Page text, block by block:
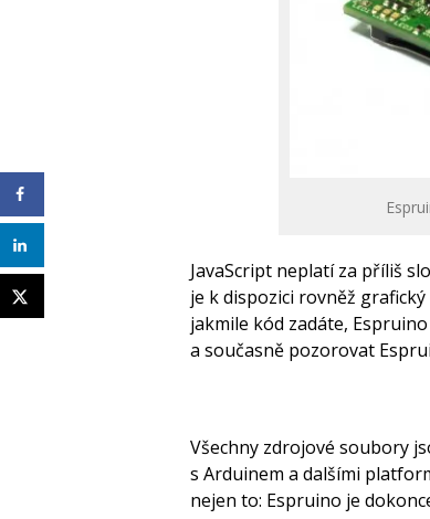
JavaScript neplatí za příliš
je k dispozici rovněž
jakmile kód zadáte,
a současně pozorovat
Všechny zdrojové soubory
s Arduinem a dalšími
nejen to: Espruino je